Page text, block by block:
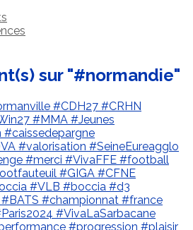
sur "#normandie"
#CDH27 #CRHN
#MMA #Jeunes
#caissedepargne
#valorisation #SeineEureagglo
#merci #VivaFFE #football
#GIGA #CFNE
#VLB #boccia #d3
#BATS #championnat #france
#VivaLaSarbacane
#progression #plaisir